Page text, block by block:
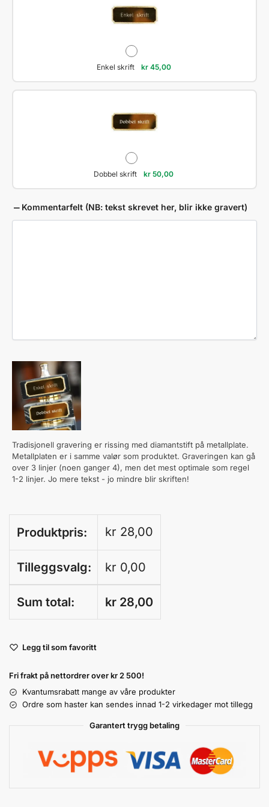
Enkel skrift kr45,00
Dobbel skrift kr 50,00
Kommentarfelt (NB: tekst skrevet her, blir ikke gravert)
Tradisjonell gravering er rissing med diamantstift på metallplate.
Metallplaten er i samme valør som produktet. Graveringen kan gå
over 3 linjer (noen ganger 4), men det mest optimale som regel
1-2 linjer. Jo mere tekst - jo mindre blir skriften!
Produktpris: kr 28,00
Tilleggsvalg: kr 0,00
Sum total: kr 28,00
l
e
r
n
Legg til som favoritt
Fri frakt på nettordrer over kr 2 500!
Kvantumsrabatt mange av våre produkter
Ordre som haster kan sendes innad 1-2 virkedager mot tillegg
Garantert trygg betaling